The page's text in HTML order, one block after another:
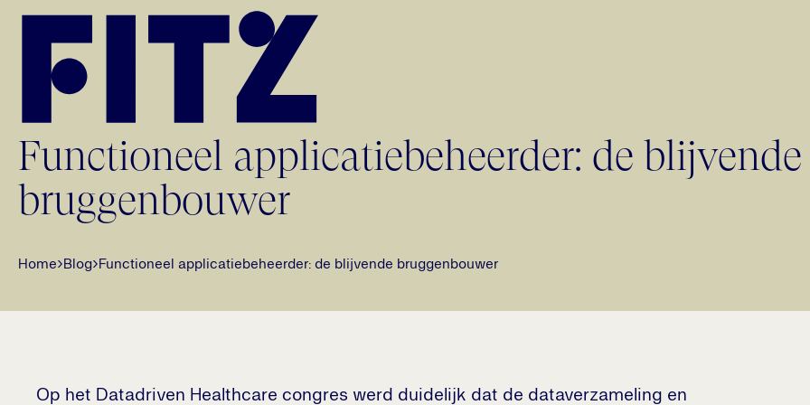
Ga naar de inhoud van de pagina
Functioneel applicatiebeheerder: de blijvende
bruggenbouwer
Home›Blog›Functioneel applicatiebeheerder: de blijvende bruggenbouwer
Op het Datadriven Healthcare congres werd duidelijk dat de dataverzameling en